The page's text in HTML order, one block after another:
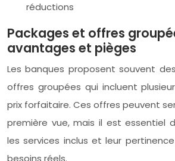
réductions
Packages et offres
avantages et pièges
Les banques proposent souvent
offres groupées qui incluent
prix forfaitaire. Ces offres peuvent
première vue, mais il est essentiel
les services inclus et leur
besoins réels.